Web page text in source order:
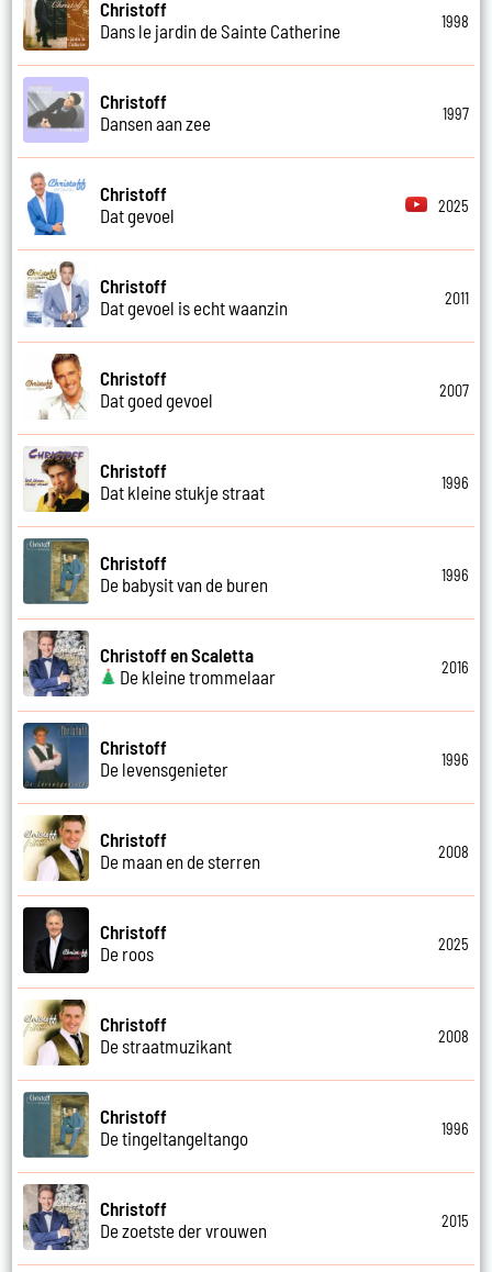
Christoff
Dans le jardin de Sainte Catherine
1998
Christoff
Dansen aan zee
1997
Christoff
Dat gevoel
2025
Christoff
Dat gevoel is echt waanzin
2011
Christoff
Dat goed gevoel
2007
Christoff
Dat kleine stukje straat
1996
Christoff
De babysit van de buren
1996
Christoff en Scaletta
De kleine trommelaar
2016
Christoff
De levensgenieter
1996
Christoff
De maan en de sterren
2008
Christoff
De roos
2025
Christoff
De straatmuzikant
2008
Christoff
De tingeltangeltango
1996
Christoff
De zoetste der vrouwen
2015